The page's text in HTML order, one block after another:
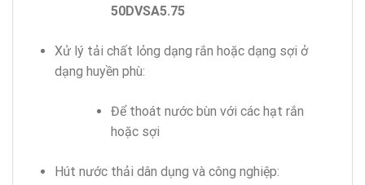
50DVSA5.75
Xử lý tải chất lỏng dạng rắn hoặc dạng sợi ở
dạng huyền phù:
Để thoát nước bùn với các hạt rắn
hoặc sợi
Hút nước thải dân dụng và công nghiệp: